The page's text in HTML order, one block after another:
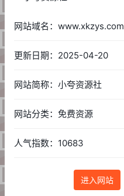
网站域名：www.xkzys.com
更新日期：2025-04-20
网站简称：小夸资源社
网站分类：免费资源
人气指数：10683
进入网站